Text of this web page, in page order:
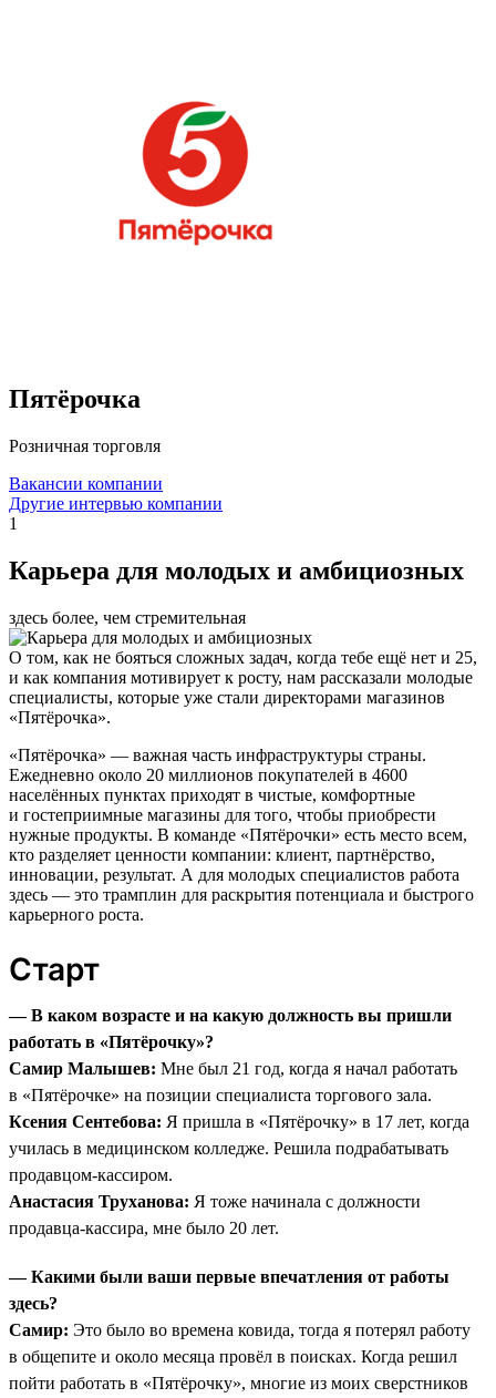
Пятёрочка
Розничная торговля
Вакансии компании
Другие интервью компании
1
Карьера для молодых и амбициозных
здесь более, чем стремительная
О том, как не бояться сложных задач, когда тебе ещё нет и 25,
и как компания мотивирует к росту, нам рассказали молодые
специалисты, которые уже стали директорами магазинов
«Пятёрочка».
«Пятёрочка» — важная часть инфраструктуры страны.
Ежедневно около 20 миллионов покупателей в 4600
населённых пунктах приходят в чистые, комфортные
и гостеприимные магазины для того, чтобы приобрести
нужные продукты. В команде «Пятёрочки» есть место всем,
кто разделяет ценности компании: клиент, партнёрство,
инновации, результат. А для молодых специалистов работа
здесь — это трамплин для раскрытия потенциала и быстрого
карьерного роста.
Старт
— В каком возрасте и на какую должность вы пришли
работать в «Пятёрочку»?
Самир Малышев: Мне был 21 год, когда я начал работать
в «Пятёрочке» на позиции специалиста торгового зала.
Ксения Сентебова: Я пришла в «Пятёрочку» в 17 лет, когда
училась в медицинском колледже. Решила подрабатывать
продавцом-кассиром.
Анастасия Труханова: Я тоже начинала с должности
продавца-кассира, мне было 20 лет.
— Какими были ваши первые впечатления от работы
здесь?
Самир: Это было во времена ковида, тогда я потерял работу
в общепите и около месяца провёл в поисках. Когда решил
пойти работать в «Пятёрочку», многие из моих сверстников